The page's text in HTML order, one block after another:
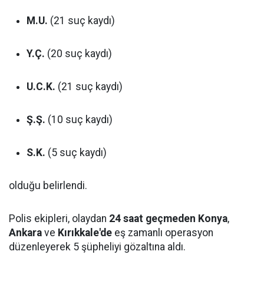
M.U. (21 suç kaydı)
Y.Ç. (20 suç kaydı)
U.C.K. (21 suç kaydı)
Ş.Ş. (10 suç kaydı)
S.K. (5 suç kaydı)
olduğu belirlendi.
Polis ekipleri, olaydan 24 saat geçmeden Konya,
Ankara ve Kırıkkale'de eş zamanlı operasyon
düzenleyerek 5 şüpheliyi gözaltına aldı.